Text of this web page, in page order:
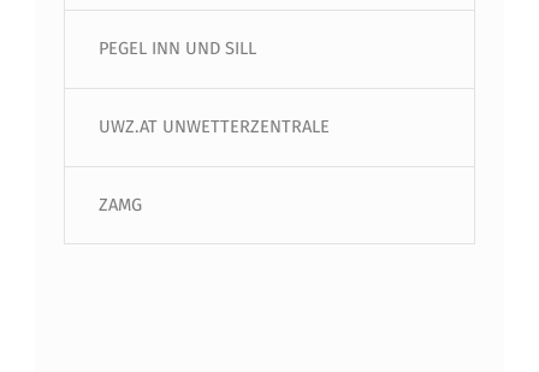
PEGEL INN UND SILL
UWZ.AT UNWETTERZENTRALE
ZAMG